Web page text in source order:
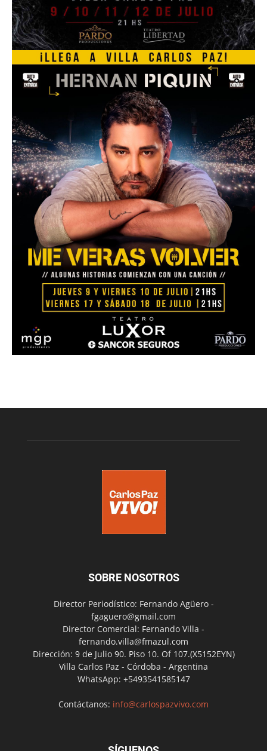
SOBRE NOSOTROS
Director Periodístico: Fernando Agüero -
fgaguero@gmail.com
Director Comercial: Fernando Villa -
fernando.villa@fmazul.com
Dirección: 9 de Julio 90. Piso 10. Of 107.(X5152EYN)
Villa Carlos Paz - Córdoba - Argentina
WhatsApp: +5493541585147
Contáctanos: info@carlospazvivo.com